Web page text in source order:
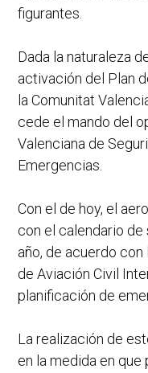
figurantes.
Dada la naturaleza
activación del Plan
la Comunitat
cede el mando del
Valenciana de
Emergencias.
Con el de hoy, el
con el calendario
año, de acuerdo
de Aviación Civil
planificación de
La realización de
en la medida en